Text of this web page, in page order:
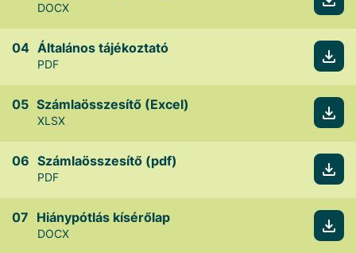
DOCX
Általános tájékoztató
PDF
Számlaösszesítő (Excel)
XLSX
Számlaösszesítő (pdf)
PDF
Hiánypótlás kísérőlap
DOCX